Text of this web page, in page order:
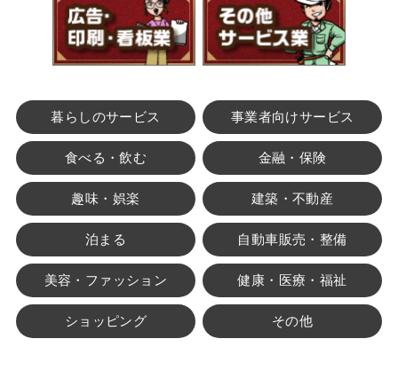
暮らしのサービス 事業者向けサービス
食べる・飲む 金融・保険
趣味・娯楽 建築・不動産
泊まる 自動車販売・整備
美容・ファッション 健康・医療・福祉
ショッピング その他